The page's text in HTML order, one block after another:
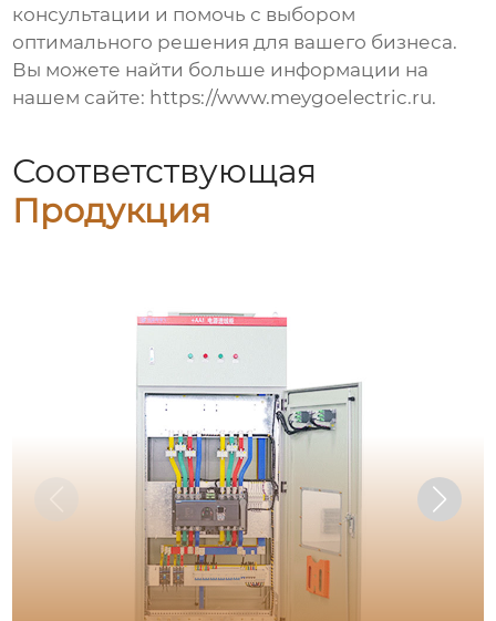
консультации и помочь с выбором
оптимального решения для вашего бизнеса.
Вы можете найти больше информации на
нашем сайте: https://www.meygoelectric.ru.
Соответствующая
Продукция